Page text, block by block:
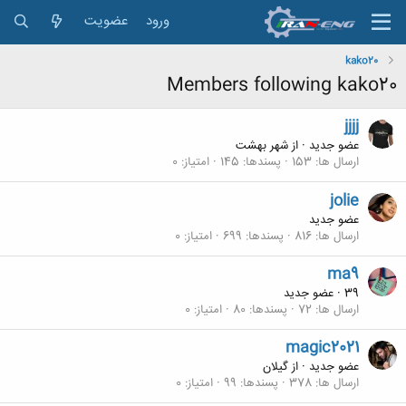
ورود عضویت
kako20
Members following kako20
jjjj
عضو جدید · ازشهر بهشت
ارسال ها 153 پسندها 145 امتیاز 0
jolie
عضو جدید
ارسال ها 816 پسندها 699 امتیاز 0
ma9
عضو جدید · 39
ارسال ها 72 پسندها 80 امتیاز 0
magic2021
عضو جدید · ازگیلان
ارسال ها 378 پسندها 99 امتیاز 0